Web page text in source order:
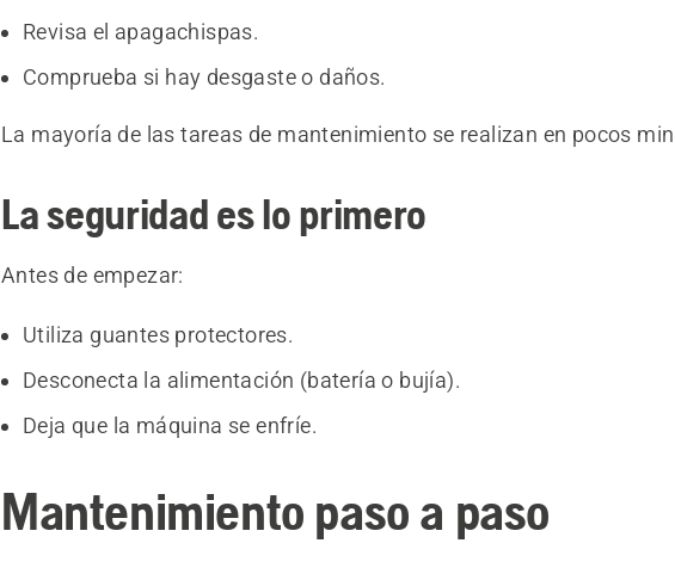
Revisa el apagachispas.
Comprueba si hay desgaste o daños.
La mayoría de las tareas de mantenimiento se realizan en pocos
La seguridad es lo primero
Antes de empezar:
Utiliza guantes protectores.
Desconecta la alimentación (batería o bujía).
Deja que la máquina se enfríe.
Mantenimiento paso a paso